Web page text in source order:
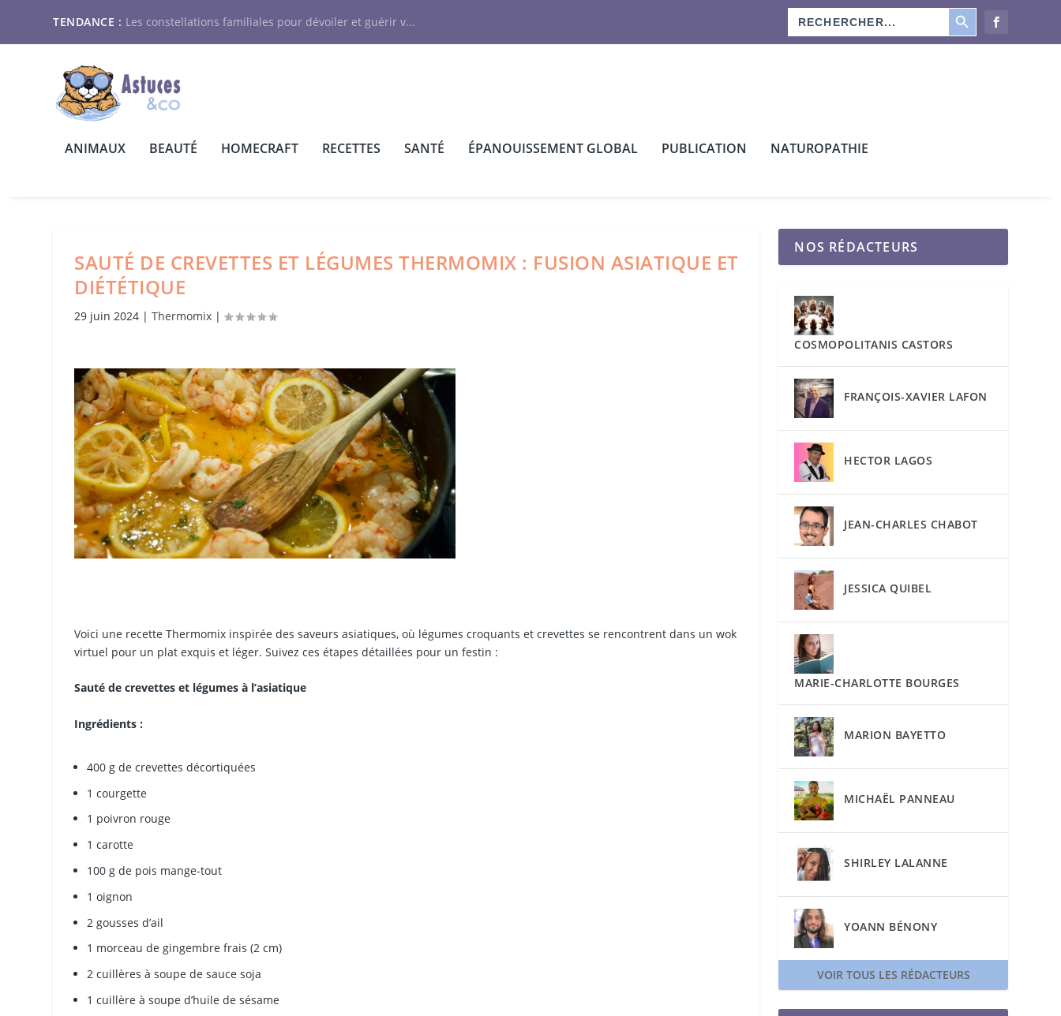
TENDANCE : Les constellations familiales pour dévoiler et guérir v...
Search
for:
SEARCH BUTTON
ANIMAUX BEAUTÉ HOMECRAFT RECETTES SANTÉ ÉPANOUISSEMENT GLOBAL PUBLICATION NATUROPATHIE
SAUTÉ DE CREVETTES ET LÉGUMES THERMOMIX : FUSION ASIATIQUE ET
DIÉTÉTIQUE
29 juin 2024 |Thermomix |
Voici une recette Thermomix inspirée des saveurs asiatiques, où légumes croquants et crevettes se rencontrent dans un wok
virtuel pour un plat exquis et léger. Suivez ces étapes détaillées pour un festin :
Sauté de crevettes et légumes à l’asiatique
Ingrédients :
400 g de crevettes décortiquées
1 courgette
1 poivron rouge
1 carotte
100 g de pois mange-tout
1 oignon
2 gousses d’ail
1 morceau de gingembre frais (2 cm)
2 cuillères à soupe de sauce soja
1 cuillère à soupe d’huile de sésame
NOS RÉDACTEURS
COSMOPOLITANIS CASTORS
FRANÇOIS-XAVIER LAFON
HECTOR LAGOS
JEAN-CHARLES CHABOT
JESSICA QUIBEL
MARIE-CHARLOTTE BOURGES
MARION BAYETTO
MICHAËL PANNEAU
SHIRLEY LALANNE
YOANN BÉNONY
VOIR TOUS LES RÉDACTEURS